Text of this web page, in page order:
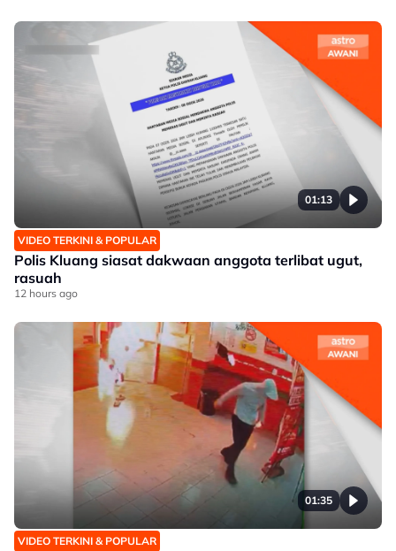
01:13
VIDEO TERKINI & POPULAR
Polis Kluang siasat dakwaan anggota terlibat ugut,
rasuah
12 hours ago
01:35
VIDEO TERKINI & POPULAR